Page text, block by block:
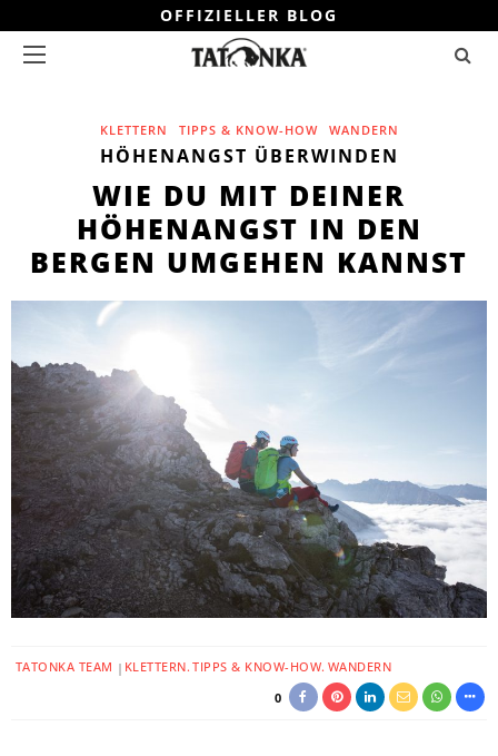
OFFIZIELLER BLOG
KLETTERN TIPPS & KNOW-HOW WANDERN
HÖHENANGST ÜBERWINDEN
WIE DU MIT DEINER
HÖHENANGST IN DEN
BERGEN UMGEHEN KANNST
TATONKA TEAM KLETTERN TIPPS & KNOW-HOW WANDERN
0